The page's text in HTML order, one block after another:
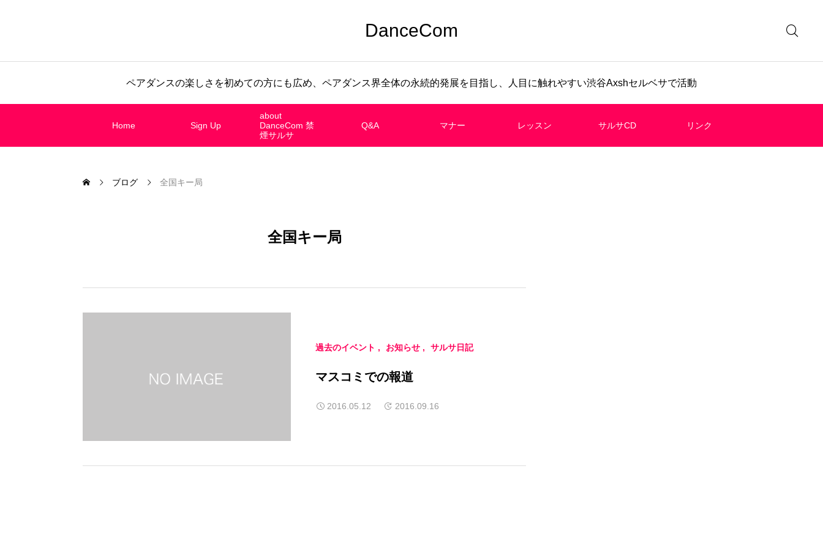
DanceCom
ペアダンスの楽しさを初めての方にも広め、ペアダンス界全体の永続的発展を目指し、人目に触れやすい渋谷Axshセルベサで活動
Home Sign Up
about
DanceCom 禁
煙サルサ
Q&A マナー レッスン サルサCD リンク
ブログ 全国キー局
全国キー局
過去のイベント お知らせ サルサ日記
マスコミでの報道
2016.05.12 2016.09.16